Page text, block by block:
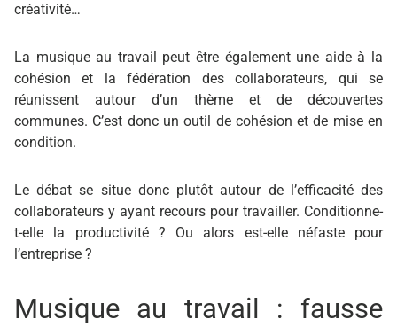
créativité…
La musique au travail peut être également une aide à la
cohésion et la fédération des collaborateurs, qui se
réunissent autour d’un thème et de découvertes
communes. C’est donc un outil de cohésion et de mise en
condition.
Le débat se situe donc plutôt autour de l’efficacité des
collaborateurs y ayant recours pour travailler. Conditionne-
t-elle la productivité ? Ou alors est-elle néfaste pour
l’entreprise ?
Musique au travail : fausse